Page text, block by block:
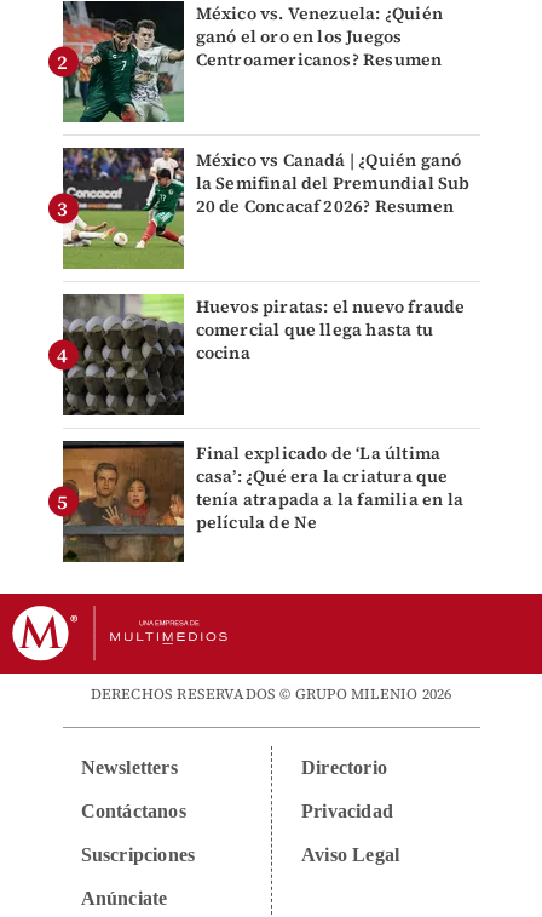
México vs. Venezuela: ¿Quién
ganó el oro en los Juegos
Centroamericanos? Resumen
México vs Canadá | ¿Quién ganó
la Semifinal del Premundial Sub
20 de Concacaf 2026? Resumen
Huevos piratas: el nuevo fraude
comercial que llega hasta tu
cocina
Final explicado de ‘La última
casa’: ¿Qué era la criatura que
tenía atrapada a la familia en la
película de Ne
DERECHOS RESERVADOS © GRUPO MILENIO 2026
Newsletters
Contáctanos
Suscripciones
Anúnciate
Directorio
Privacidad
Aviso Legal